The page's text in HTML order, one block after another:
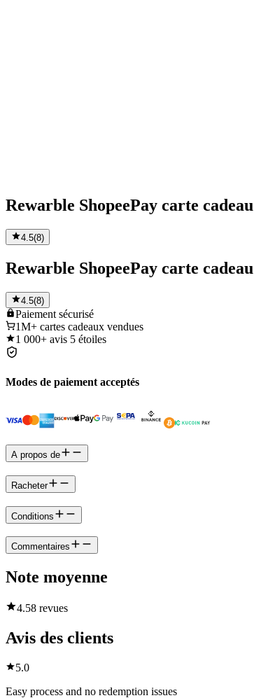
Rewarble ShopeePay carte cadeau
4.5(8)
Rewarble ShopeePay carte cadeau
4.5(8)
Paiement sécurisé
1M+ cartes cadeaux vendues
1 000+ avis 5 étoiles
Modes de paiement acceptés
A propos de
Racheter
Conditions
Commentaires
Note moyenne
4.58 revues
Avis des clients
5.0
Easy process and no redemption issues